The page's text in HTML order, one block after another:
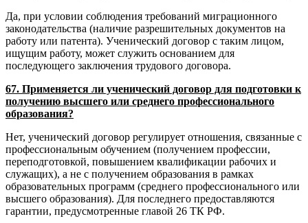
Да, при условии соблюдения требований миграционного
законодательства (наличие разрешительных документов на
работу или патента). Ученический договор с таким лицом,
ищущим работу, может служить основанием для
последующего заключения трудового договора.
67. Применяется ли ученический договор для подготовки к
получению высшего или среднего профессионального
образования?
Нет, ученический договор регулирует отношения, связанные с
профессиональным обучением (получением профессии,
переподготовкой, повышением квалификации рабочих и
служащих), а не с получением образования в рамках
образовательных программ (среднего профессионального или
высшего образования). Для последнего предоставляются
гарантии, предусмотренные главой 26 ТК РФ.